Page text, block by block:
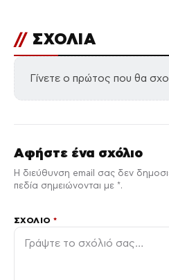
// ΣΧΟΛΙΑ
Γίνετε ο πρώτος που θα
Αφήστε ένα σχόλιο
Η διεύθυνση email σας δεν
πεδία σημειώνονται με *.
ΣΧΌΛΙΟ*